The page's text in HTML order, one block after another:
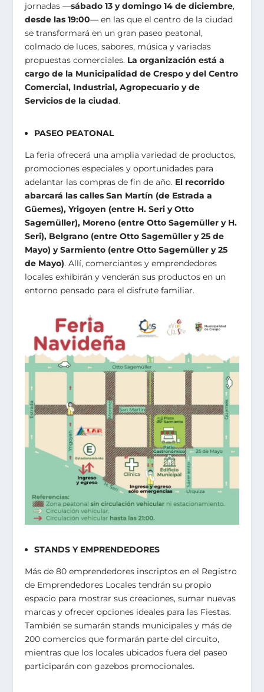
jornadas —sábado 13 y domingo 14 de diciembre,
desde las 19:00— en las que el centro de la ciudad
se transformará en un gran paseo peatonal,
colmado de luces, sabores, música y variadas
propuestas comerciales. La organización está a
cargo de la Municipalidad de Crespo y del Centro
Comercial, Industrial, Agropecuario y de
Servicios de la ciudad.
PASEO PEATONAL
La feria ofrecerá una amplia variedad de productos,
promociones especiales y oportunidades para
adelantar las compras de fin de año. El recorrido
abarcará las calles San Martín (de Estrada a
Güemes), Yrigoyen (entre H. Seri y Otto
Sagemüller), Moreno (entre Otto Sagemüller y H.
Seri), Belgrano (entre Otto Sagemüller y 25 de
Mayo) y Sarmiento (entre Otto Sagemüller y 25
de Mayo). Allí, comerciantes y emprendedores
locales exhibirán y venderán sus productos en un
entorno pensado para el disfrute familiar.
STANDS Y EMPRENDEDORES
Más de 80 emprendedores inscriptos en el Registro
de Emprendedores Locales tendrán su propio
espacio para mostrar sus creaciones, sumar nuevas
marcas y ofrecer opciones ideales para las Fiestas.
También se sumarán stands municipales y más de
200 comercios que formarán parte del circuito,
mientras que los locales ubicados fuera del paseo
participarán con gazebos promocionales.